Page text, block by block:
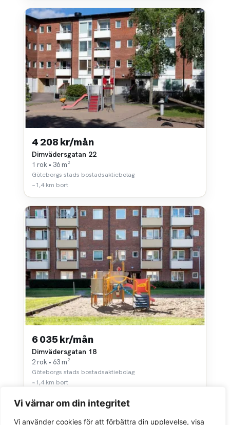
Vi värnar om din integritet
Vi använder cookies för att förbättra din upplevelse, visa
4 208 kr/mån
Dimvädersgatan 22
1 rok • 36 m²
Göteborgs stads bostadsaktiebolag
~1,4 km bort
6 035 kr/mån
Dimvädersgatan 18
2 rok • 63 m²
Göteborgs stads bostadsaktiebolag
~1,4 km bort